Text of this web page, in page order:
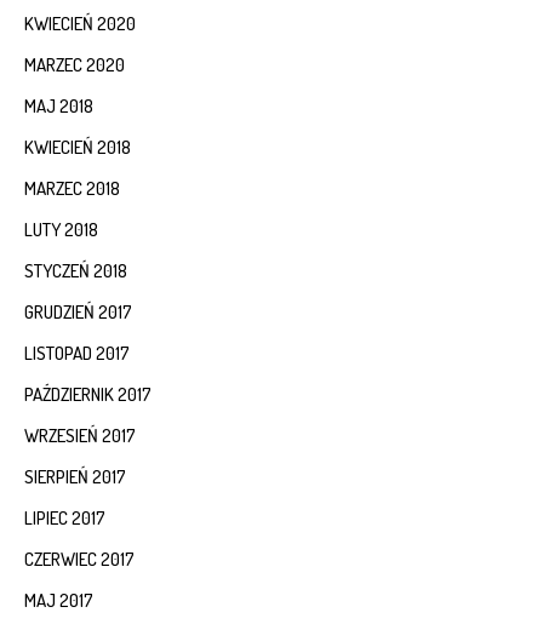
KWIECIEŃ 2020
MARZEC 2020
MAJ 2018
KWIECIEŃ 2018
MARZEC 2018
LUTY 2018
STYCZEŃ 2018
GRUDZIEŃ 2017
LISTOPAD 2017
PAŹDZIERNIK 2017
WRZESIEŃ 2017
SIERPIEŃ 2017
LIPIEC 2017
CZERWIEC 2017
MAJ 2017